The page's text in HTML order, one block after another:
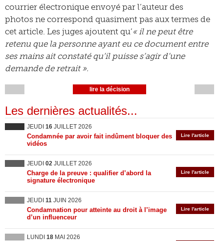
courrier électronique envoyé par l’auteur des
photos ne correspond quasiment pas aux termes de
cet article. Les juges ajoutent qu’« il ne peut être
retenu que la personne ayant eu ce document entre
ses mains ait constaté qu’il puisse s’agir d’une
demande de retrait ».
lire la décision
Les dernières actualités...
JEUDI 16 JUILLET 2026
Lire l'article
Condamnée par avoir fait indûment bloquer des
vidéos
JEUDI 02 JUILLET 2026
Lire l'article
Charge de la preuve : qualifier d’abord la
signature électronique
JEUDI 11 JUIN 2026
Lire l'article
Condamnation pour atteinte au droit à l’image
d’un influenceur
LUNDI 18 MAI 2026